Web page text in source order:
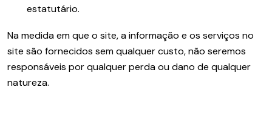
estatutário.
Na medida em que o site, a informação e os serviços no
site são fornecidos sem qualquer custo, não seremos
responsáveis por qualquer perda ou dano de qualquer
natureza.